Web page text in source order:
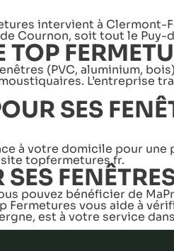
intervient à
Cournon, soit tout le Puy-
(PVC, aluminium,
L’entreprise
SES
à votre domicile pour
site topfermetures.fr.
pouvez bénéficier de
Fermetures vous aide à
est à votre service